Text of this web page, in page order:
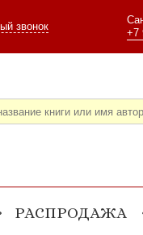
звонок
+7
РАСПРОДАЖА